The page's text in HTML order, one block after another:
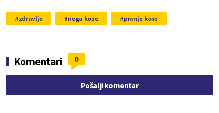
zdravlje nega kose pranje kose
Komentari 0
Pošalji komentar